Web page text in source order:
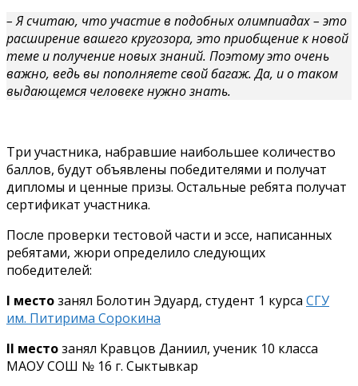
– Я считаю, что участие в подобных олимпиадах – это
расширение вашего кругозора, это приобщение к новой
теме и получение новых знаний. Поэтому это очень
важно, ведь вы пополняете свой багаж. Да, и о таком
выдающемся человеке нужно знать.
Три участника, набравшие наибольшее количество
баллов, будут объявлены победителями и получат
дипломы и ценные призы. Остальные ребята получат
сертификат участника.
После проверки тестовой части и эссе, написанных
ребятами, жюри определило следующих
победителей:
I местозанял Болотин Эдуард, студент 1 курса СГУ
им. Питирима Сорокина
II местозанял Кравцов Даниил, ученик 10 класса
МАОУ СОШ № 16 г. Сыктывкар